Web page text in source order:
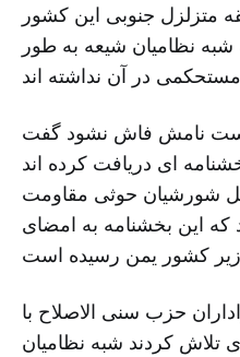
متزلزل جنوبی این کشور
نظامیان شیعه به طور
نامش فاش نشود گفت
ای دریافت کرده اند
شورشیان حوثی مقاومت
که این بخشنامه به امضای
حزب سنی الاصلاح با
تلاش کردند شبه نظامیان